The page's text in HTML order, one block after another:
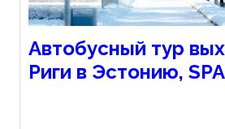
Автобусный тур
Риги в Эстонию,